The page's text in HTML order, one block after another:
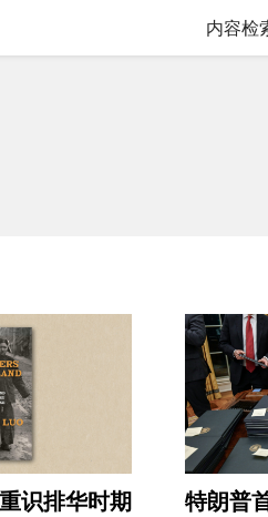
内容检
识排华时期
特朗普